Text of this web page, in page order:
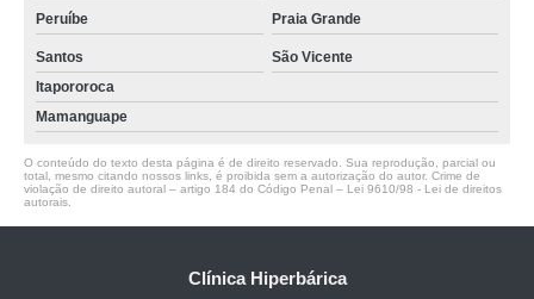
Peruíbe Praia Grande
Santos
São Vicente
Itapororoca
Mamanguape
O conteúdo do texto desta página é de direito reservado. Sua reprodução, parcial ou
total, mesmo citando nossos links, é proibida sem a autorização do autor. Crime de
violação de direito autoral – artigo 184 do Código Penal – Lei 9610/98 - Lei de direitos
autorais
Clínica Hiperbárica